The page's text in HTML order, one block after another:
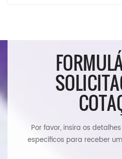
Por favor, insira os
específicos para receber